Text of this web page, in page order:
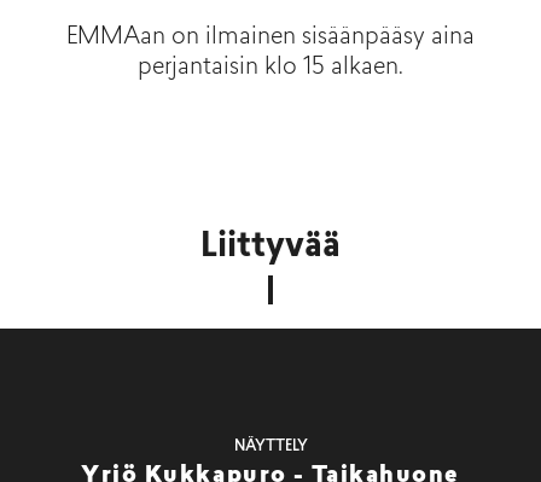
EMMAan on ilmainen sisäänpääsy aina
perjantaisin klo 15 alkaen.
Liittyvää
NÄYTTELY
Yrjö Kukkapuro - Taikahuone